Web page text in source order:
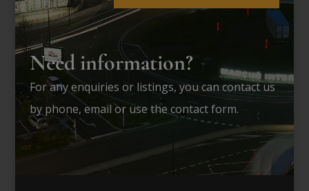
Need information?
For any enquiries or listings, you can contact us
by phone, email or use the contact form.